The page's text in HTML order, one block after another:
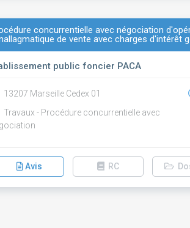
concurrentielle avec négociation
de vente avec charges d'intérêt
public foncier PACA
13207 Marseille Cedex 01
Travaux - Procédure concurrentielle avec
Avis RC